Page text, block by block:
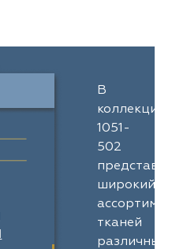
В
коллекции
1051-
502
широкий
тканей
различных